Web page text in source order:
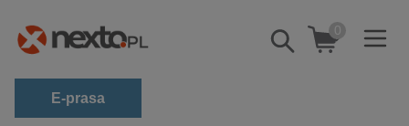
Pokaż/schowaj
wyszukiwarkę
0
E-prasa